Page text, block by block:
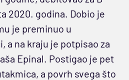
2020. godina. Dobio je
je preminuo u
a na kraju je potpisao za
Epinal. Postigao je pet
a povrh svega što